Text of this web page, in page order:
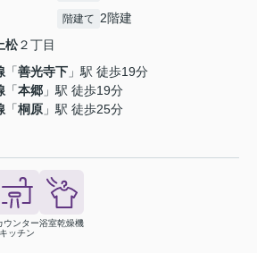
階建て 2階建
松２丁目
「善光寺下 」駅 徒歩19分
「本郷 」駅 徒歩19分
「桐原 」駅 徒歩25分
ウンター
キッチン
浴室乾燥機